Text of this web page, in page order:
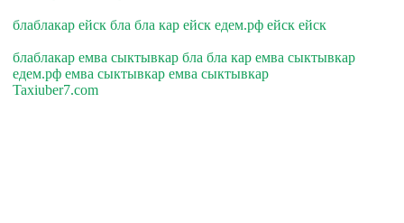
блаблакар ейск бла бла кар ейск едем.рф ейск ейск
блаблакар емва сыктывкар бла бла кар емва сыктывкар
едем.рф емва сыктывкар емва сыктывкар
Taxiuber7.com